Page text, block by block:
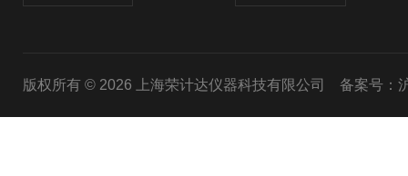
版权所有 © 2026 上海荣计达仪器科技有限公司 备案号：